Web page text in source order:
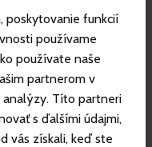
poskytovanie funkcií
používame
používate naše
partnerom v
analýzy. Títo partneri
s ďalšími údajmi,
vás získali, keď ste